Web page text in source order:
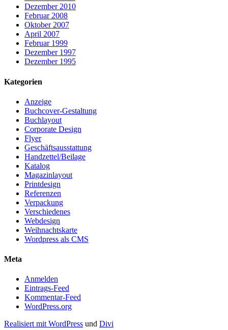
Dezember 2010
Februar 2008
Oktober 2007
April 2007
Februar 1999
Dezember 1997
Dezember 1995
Kategorien
Anzeige
Buchcover-Gestaltung
Buchlayout
Corporate Design
Flyer
Geschäftsausstattung
Handzettel/Beilage
Katalog
Magazinlayout
Printdesign
Referenzen
Verpackung
Verschiedenes
Webdesign
Weihnachtskarte
Wordpress als CMS
Meta
Anmelden
Eintrags-Feed
Kommentar-Feed
WordPress.org
Realisiert mit WordPress und Divi